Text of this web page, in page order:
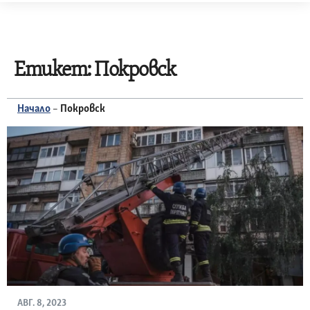
Етикет:Покровск
Начало – Покровск
АВГ. 8, 2023